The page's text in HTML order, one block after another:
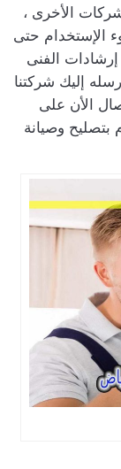
الأخرى ،
الإستخدام حتى
الفنى
إليك شركتنا
الأن على
وصيانة